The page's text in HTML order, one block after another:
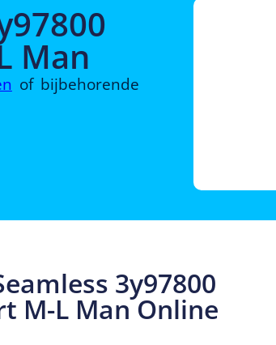
Man
of bijbehorende
3y97800
M-L Man Online